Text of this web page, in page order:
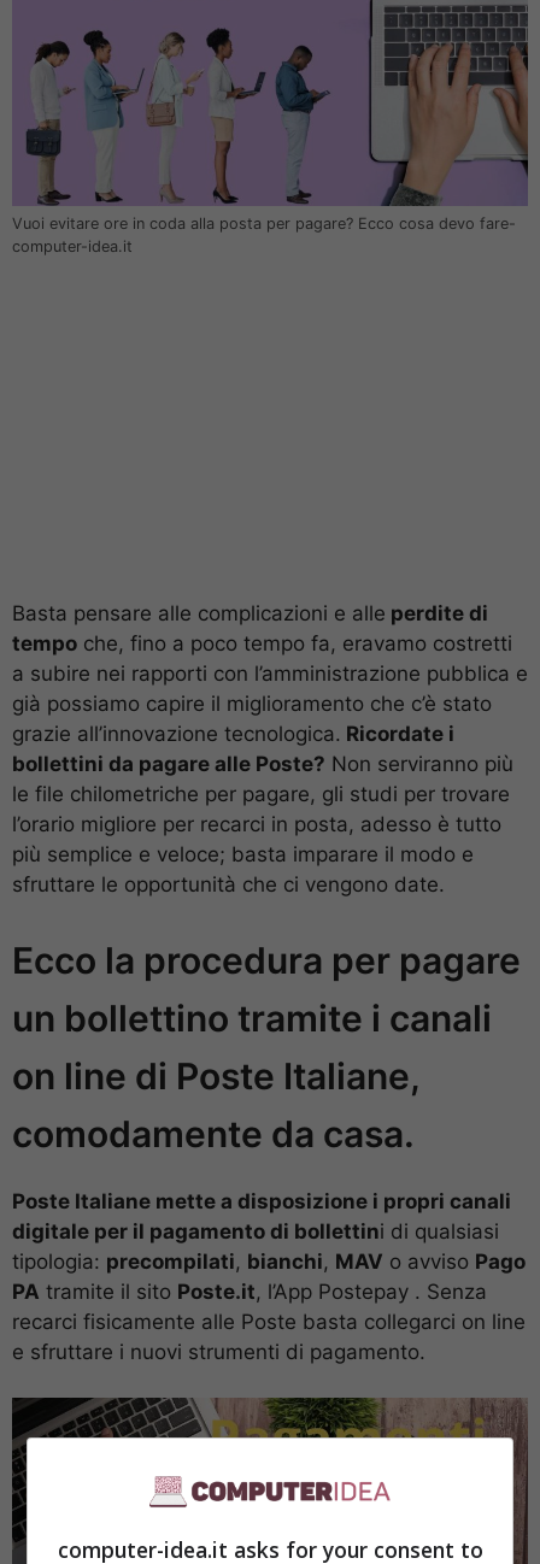
Vuoi evitare ore in coda alla posta per pagare? Ecco cosa devo fare-
computer-idea.it
Basta pensare alle complicazioni e alle perdite di
tempo che, fino a poco tempo fa, eravamo costretti
a subire nei rapporti con l’amministrazione pubblica e
già possiamo capire il miglioramento che c’è stato
grazie all’innovazione tecnologica. Ricordate i
bollettini da pagare alle Poste? Non serviranno più
le file chilometriche per pagare, gli studi per trovare
l’orario migliore per recarci in posta, adesso è tutto
più semplice e veloce; basta imparare il modo e
sfruttare le opportunità che ci vengono date.
Ecco la procedura per pagare
un bollettino tramite i canali
on line di Poste Italiane,
comodamente da casa.
Poste Italiane mette a disposizione i propri canali
digitale per il pagamento di bollettini di qualsiasi
tipologia: precompilati, bianchi, MAV o avviso Pago
PA tramite il sito Poste.it, l’App Postepay . Senza
recarci fisicamente alle Poste basta collegarci on line
e sfruttare i nuovi strumenti di pagamento.
computer-idea.it asks for your consent to